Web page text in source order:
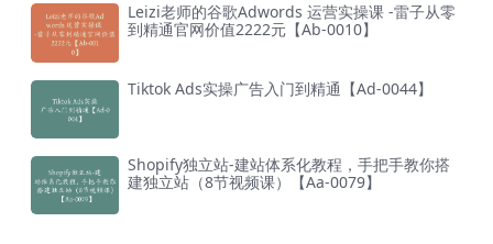
Leizi老师的谷歌Adwords 运营实操课 -雷子从零
到精通官网价值2222元【Ab-0010】
Tiktok Ads实操广告入门到精通【Ad-0044】
Shopify独立站-建站体系化教程，手把手教你搭
建独立站（8节视频课）【Aa-0079】